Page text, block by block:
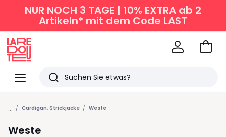
NUR NOCH 3 TAGE | 10% EXTRA ab 2
Artikeln* mit dem Code LAST
Menü
Redoute
Suchen
Zuletzt
angesehen
Artikel
Zum
... Cardigan, Strickjacke Weste
Weste